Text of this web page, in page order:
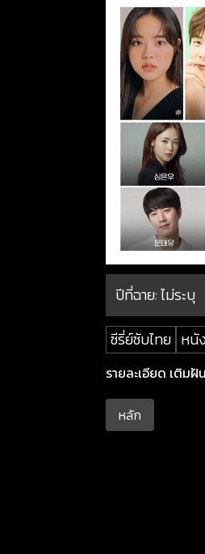
ปีที่ฉาย:ไม่ระบุ
ซีรี่ย์ซับไทย หนั
รายละเอียด เติม
หลัก